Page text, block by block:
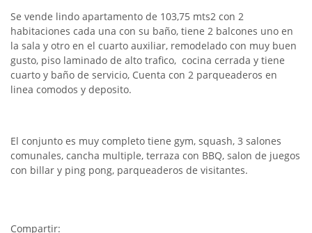
Se vende lindo apartamento de 103,75 mts2 con 2
habitaciones cada una con su baño, tiene 2 balcones uno en
la sala y otro en el cuarto auxiliar, remodelado con muy buen
gusto, piso laminado de alto trafico, cocina cerrada y tiene
cuarto y baño de servicio, Cuenta con 2 parqueaderos en
linea comodos y deposito.
El conjunto es muy completo tiene gym, squash, 3 salones
comunales, cancha multiple, terraza con BBQ, salon de juegos
con billar y ping pong, parqueaderos de visitantes.
Compartir: